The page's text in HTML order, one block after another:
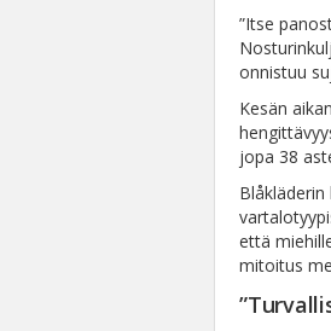
”Itse
onnistuu
Kesän
jopa 38
että
mitoitus